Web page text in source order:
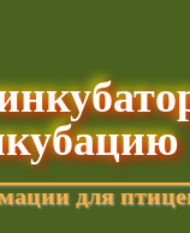
для